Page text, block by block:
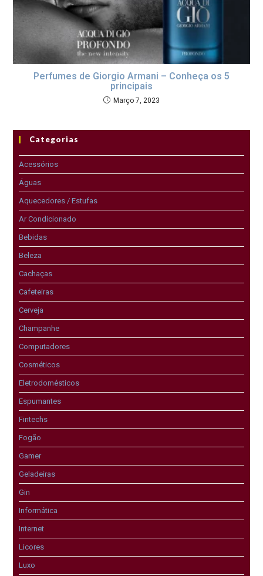
Perfumes de Giorgio Armani – Conheça os 5
principais
Março 7, 2023
Categorias
Acessórios
Águas
Aquecedores / Estufas
Ar Condicionado
Bebidas
Beleza
Cachaças
Cafeteiras
Cerveja
Champanhe
Computadores
Cosméticos
Eletrodomésticos
Espumantes
Fintechs
Fogão
Gamer
Geladeiras
Gin
Informática
Internet
Licores
Luxo